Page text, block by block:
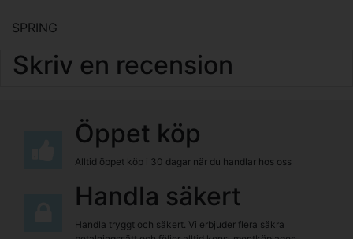
SPRING
Skriv en recension
Öppet köp
Alltid öppet köp i 30 dagar när du handlar hos oss
Handla säkert
Handla tryggt och säkert. Vi erbjuder flera säkra